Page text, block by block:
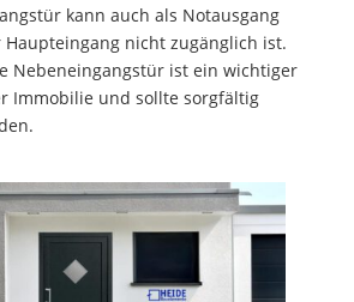
kann auch als Notausgang
nicht zugänglich ist.
Nebeneingangstür ist ein wichtiger
Immobilie und sollte sorgfältig